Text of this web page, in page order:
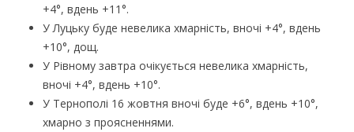
+4°, вдень +11°.
У Луцьку буде невелика хмарність, вночі +4°, вдень
+10°, дощ.
У Рівному завтра очікується невелика хмарність,
вночі +4°, вдень +10°.
У Тернополі 16 жовтня вночі буде +6°, вдень +10°,
хмарно з проясненнями.